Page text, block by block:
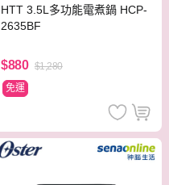
HTT 3.5L多功能電煮鍋 HCP-
2635BF
$880 $1,280
免運